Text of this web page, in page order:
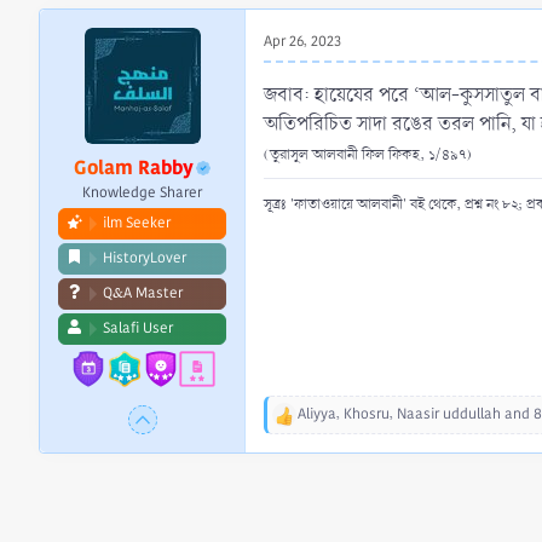
r
t
Golam Rabby
Knowledge Sharer
ilm Seeker
HistoryLover
Q&A Master
Salafi User
Apr 26, 2023
জবাব: হায়েযের পরে ‘আল-কুসসাতুল
অতিপরিচিত সাদা রঙের তরল পানি, যা
(তুরাসুল আলবানী ফিল ফিকহ, ১/৪৯৭)
সূত্রঃ 'ফাতাওয়ায়ে আলবানী' বই থেকে, প্রশ্ন নং ৮২;
R
Aliyya, Khosru, Naasir uddullah and